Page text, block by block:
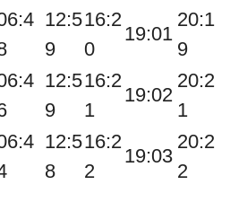
12:5
9
16:2
0
19:01
20:1
9
12:5
9
16:2
1
19:02
20:2
1
12:5
8
16:2
2
19:03
20:2
2